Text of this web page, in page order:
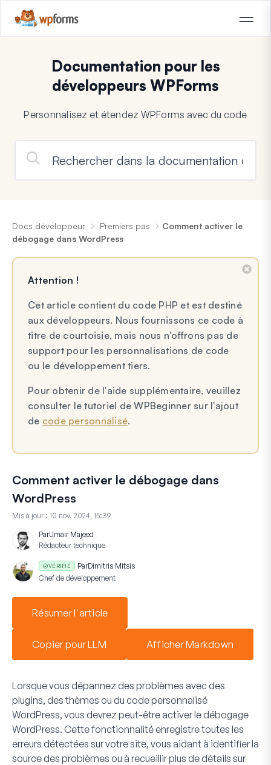
Documentation pour les
développeurs WPForms
Personnalisez et étendez WPForms avec du code
Docs développeur Premiers pas
Comment activer le
débogage dans WordPress
Attention !
Cet article contient du code PHP et est destiné
aux développeurs. Nous fournissons ce code à
titre de courtoisie, mais nous n'offrons pas de
support pour les personnalisations de code
ou le développement tiers.
Pour obtenir de l'aide supplémentaire, veuillez
consulter le tutoriel de WPBeginner sur l'ajout
de code personnalisé.
Comment activer le débogage dans
WordPress
Mis à jour : 10 nov. 2024, 15:39
ParUmair Majeed
Rédacteur technique
VÉRIFIÉ ParDimitris Mitsis
Chef de développement
Résumer l'article
Copier pour LLM Afficher Markdown
Lorsque vous dépannez des problèmes avec des
plugins, des thèmes ou du code personnalisé
WordPress, vous devrez peut-être activer le débogage
WordPress. Cette fonctionnalité enregistre toutes les
erreurs détectées sur votre site, vous aidant à identifier la
source des problèmes ou à recueillir plus de détails sur